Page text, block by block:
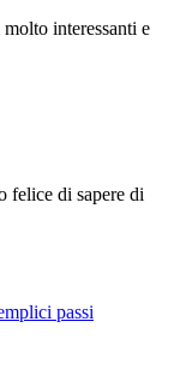
interessanti e
felice di sapere di
passi